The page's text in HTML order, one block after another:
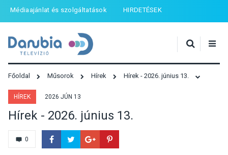
Médiaajánlat és szolgáltatások HIRDETÉSEK
Főoldal Műsorok Hírek Hírek - 2026. június 13.
HÍREK 2026 JÚN 13
Hírek - 2026. június 13.
0